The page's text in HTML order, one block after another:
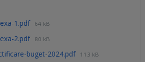
1.pdf 64 kB
2.pdf 80 kB
buget-2024.pdf 113 kB